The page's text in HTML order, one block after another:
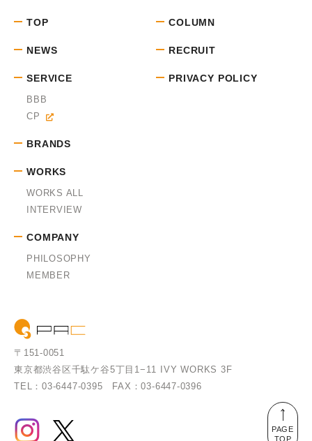
TOP
NEWS
SERVICE
BBB
CP
BRANDS
WORKS
WORKS ALL
INTERVIEW
COMPANY
PHILOSOPHY
MEMBER
COLUMN
RECRUIT
PRIVACY POLICY
〒151-0051
東京都渋谷区千駄ケ谷5丁目1−11 IVY WORKS 3F
TEL：03-6447-0395
FAX：03-6447-0396
PAGE
TOP